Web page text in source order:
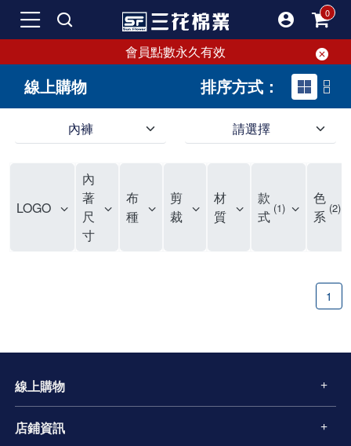
會員點數永久有效
線上購物 排序方式：
內褲 請選擇
LOGO
內
著
尺
寸
布
種
剪
裁
材
質
款
式 1
色
系 2
1
線上購物
店鋪資訊